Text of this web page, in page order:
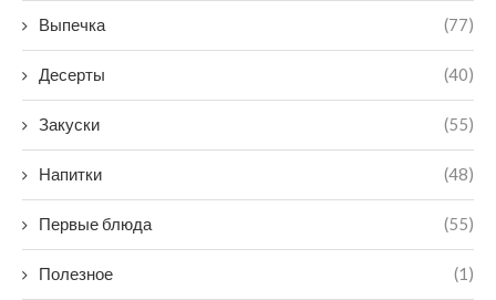
Выпечка (77)
Десерты (40)
Закуски (55)
Напитки (48)
Первые блюда (55)
Полезное (1)